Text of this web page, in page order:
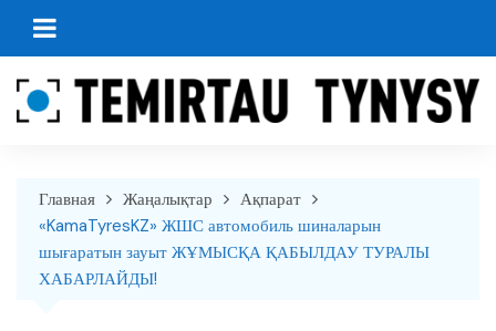
перейти
Главная Жаңалықтар
Ақпарат
«KamaTyresKZ» ЖШС автомобиль шиналарын
шығаратын зауыт ЖҰМЫСҚА ҚАБЫЛДАУ ТУРАЛЫ
ХАБАРЛАЙДЫ!